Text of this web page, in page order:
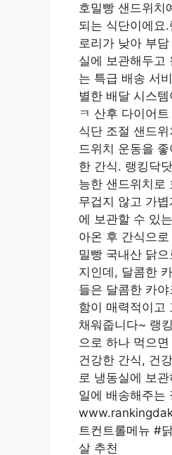
호밀빵 샌드위치
되는 식단이에요
로리가 낮아 부
실에 보관해두고
는 특급 배송 서
별한 배달 시스
ㅋ 산후 다이어
식단 조절 샌드
드위치 운동을
한 간식. 랭킹닥
능한 샌드위치로
무겁지 않고 가
에 보관할 수 있
아온 후 간식으
밀빵 국내산 닭
지인데, 달콤한
들은 달콤한 카
함이 매력적이고
채워줍니다~ 랭
으로 하나 먹으
건강한 간식, 건
로 냉동실에 보
일에 배송해주는
트컨트롤메뉴 #
살 추천